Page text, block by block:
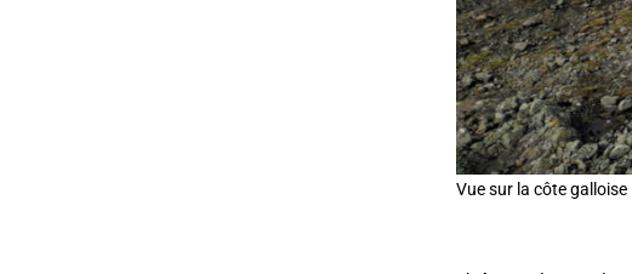
Vue sur la côte